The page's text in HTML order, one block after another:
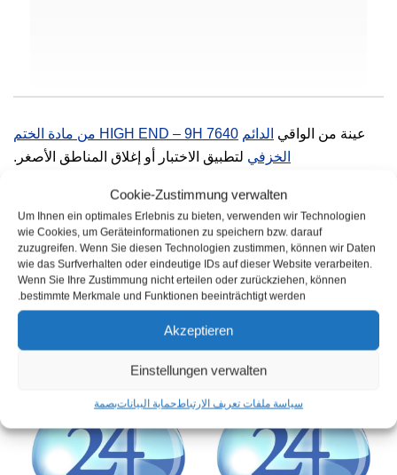
Cookie-Zustimmung verwalten
Um Ihnen ein optimales Erlebnis zu bieten, verwenden wir Technologien
wie Cookies, um Geräteinformationen zu speichern bzw. darauf
zuzugreifen. Wenn Sie diesen Technologien zustimmen, können wir Daten
wie das Surfverhalten oder eindeutige IDs auf dieser Website verarbeiten.
Wenn Sie Ihre Zustimmung nicht erteilen oder zurückziehen, können
bestimmte Merkmale und Funktionen beeinträchtigt werden.
Akzeptieren
Einstellungen verwalten
سياسة ملفات تعريف الارتباطحماية البياناتبصمة
عينة من الواقي الدائم
7640 HIGH END – 9H من مادة الختم
الخزفي لتطبيق الاختبار أو إغلاق المناطق الأصغر.
منتجات ذات صلة